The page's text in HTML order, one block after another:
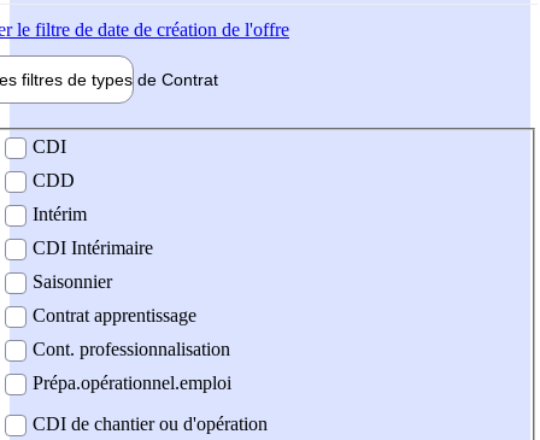
le filtre de date de création de l'offre
filtres de types de Contrat
contrat
CDI
CDD
Intérim
CDI Intérimaire
Saisonnier
Contrat apprentissage
Cont. professionnalisation
Prépa.opérationnel.emploi
CDI de chantier ou d'opération